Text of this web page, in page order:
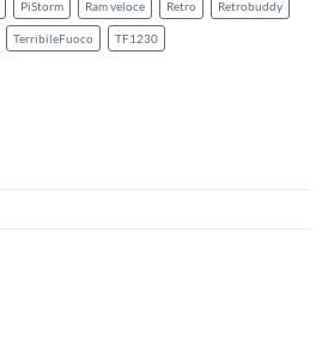
PiStorm Ram veloce Retro Retrobuddy
TerribileFuoco TF1230